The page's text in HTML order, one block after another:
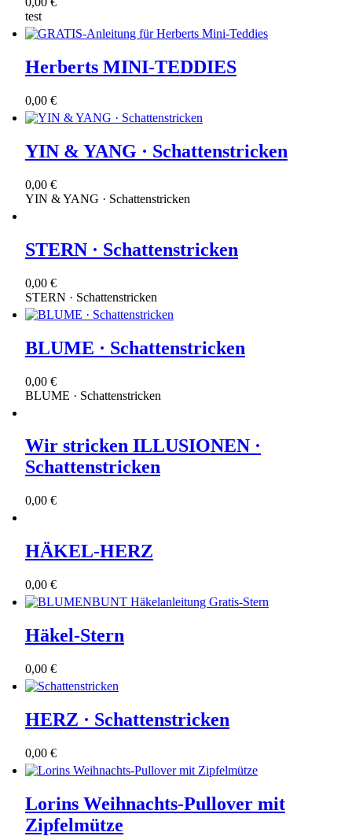
test
Herberts MINI-TEDDIES
0,00 €
YIN & YANG · Schattenstricken
0,00 €
YIN & YANG · Schattenstricken
STERN · Schattenstricken
0,00 €
STERN · Schattenstricken
BLUME · Schattenstricken
0,00 €
BLUME · Schattenstricken
Wir stricken ILLUSIONEN ·
Schattenstricken
0,00 €
HÄKEL-HERZ
0,00 €
Häkel-Stern
0,00 €
HERZ · Schattenstricken
0,00 €
Lorins Weihnachts-Pullover mit
Zipfelmütze